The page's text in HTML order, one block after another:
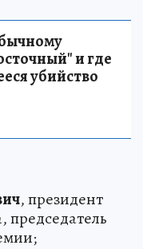
и где
убийство
, президент
председатель